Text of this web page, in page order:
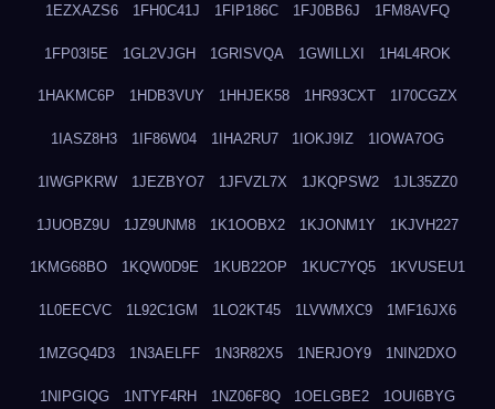
1EZXAZS6 1FH0C41J 1FIP186C 1FJ0BB6J 1FM8AVFQ
1FP03I5E 1GL2VJGH 1GRISVQA 1GWILLXI 1H4L4ROK
1HAKMC6P 1HDB3VUY 1HHJEK58 1HR93CXT 1I70CGZX
1IASZ8H3 1IF86W04 1IHA2RU7 1IOKJ9IZ 1IOWA7OG
1IWGPKRW 1JEZBYO7 1JFVZL7X 1JKQPSW2 1JL35ZZ0
1JUOBZ9U 1JZ9UNM8 1K1OOBX2 1KJONM1Y 1KJVH227
1KMG68BO 1KQW0D9E 1KUB22OP 1KUC7YQ5 1KVUSEU1
1L0EECVC 1L92C1GM 1LO2KT45 1LVWMXC9 1MF16JX6
1MZGQ4D3 1N3AELFF 1N3R82X5 1NERJOY9 1NIN2DXO
1NIPGIQG 1NTYF4RH 1NZ06F8Q 1OELGBE2 1OUI6BYG